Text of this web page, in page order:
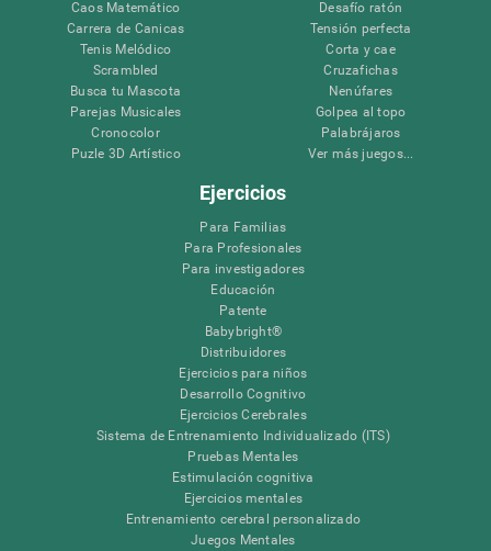
Caos Matemático
Carrera de Canicas
Tenis Melódico
Scrambled
Busca tu Mascota
Parejas Musicales
Cronocolor
Puzle 3D Artístico
Desafío ratón
Tensión perfecta
Corta y cae
Cruzafichas
Nenúfares
Golpea al topo
Palabrájaros
Ver más juegos...
Ejercicios
Para Familias
Para Profesionales
Para investigadores
Educación
Patente
Babybright®
Distribuidores
Ejercicios para niños
Desarrollo Cognitivo
Ejercicios Cerebrales
Sistema de Entrenamiento Individualizado (ITS)
Pruebas Mentales
Estimulación cognitiva
Ejercicios mentales
Entrenamiento cerebral personalizado
Juegos Mentales